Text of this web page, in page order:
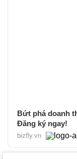
Bứt phá doanh
Đăng ký ngay!
bizfly.vn